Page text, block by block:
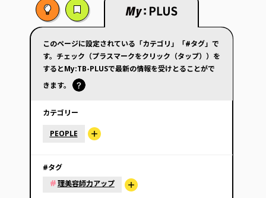
このページに設定されている「カテゴリ」「#タグ」で
す。チェック（プラスマークをクリック（タップ））を
するとMy:TB-PLUSで最新の情報を受けとることがで
きます。
カテゴリー
PEOPLE
#タグ
#理美容師力アップ